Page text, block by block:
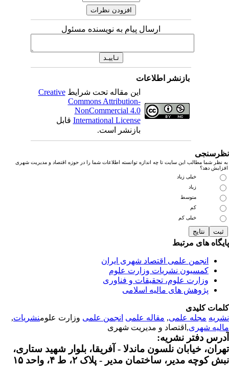
ارسال پیام به نویسنده مسئول
بازنشر اطلاعات
این مقاله تحت شرایطCreative
Commons Attribution-
NonCommercial 4.0
International Licenseقابل
بازنشر است.
نظر شما مطالب این سایت تا چه اندازه توانسته اطلاعات شما را در حوزه اقتصاد و مدیریت شهری
دهد؟
خیلی زیاد
زیاد
متوسط
خیلی کم
های مرتبط
انجمن علمی اقتصاد شهری ایران
کمسیون نشریات وزارت علوم
وزارت علوم، تحقیقات و فناوری
پژوهش های مالیه اسلامی
کلیدی
مجله علمی, مقاله علمی انجمن علمیوزارت علومنشریات,
شهری ,اقتصاد و مدیریت شهری
دفتر نشریه:
خیابان نلسون ماندلا - آفریقا، بلوار شهید ستاری،
کوچه مدیر، ساختمان مدیر - پلاک ۲، ط ۴، واحد ۱۵